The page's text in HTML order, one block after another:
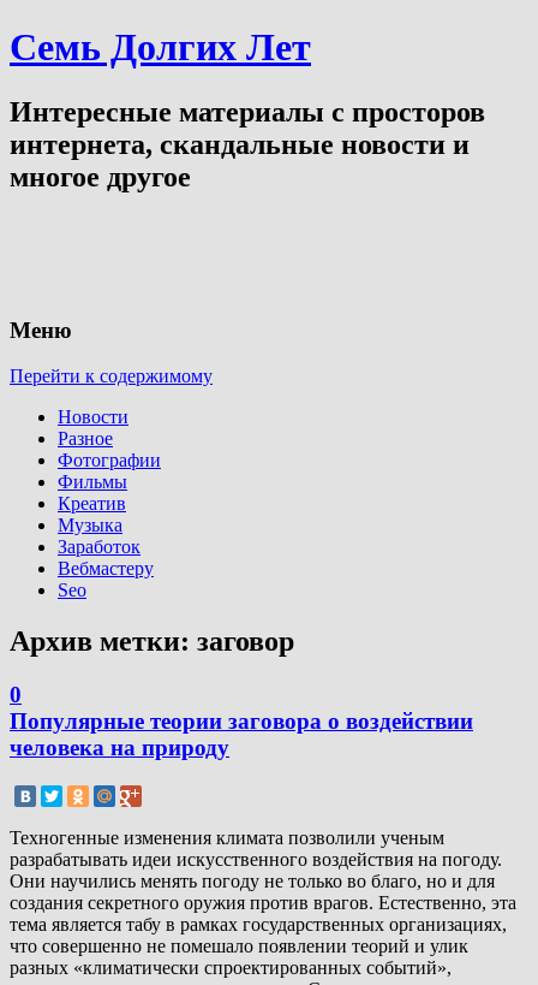
Семь Долгих Лет
Интересные материалы с просторов
интернета, скандальные новости и
многое другое
Меню
Перейти к содержимому
Новости
Разное
Фотографии
Фильмы
Креатив
Музыка
Заработок
Вебмастеру
Seo
Архив метки: заговор
0
Популярные теории заговора о воздействии
человека на природу
Техногенные изменения климата позволили ученым
разрабатывать идеи искусственного воздействия на погоду.
Они научились менять погоду не только во благо, но и для
создания секретного оружия против врагов. Естественно, эта
тема является табу в рамках государственных организациях,
что совершенно не помешало появлении теорий и улик
разных «климатически спроектированных событий»,